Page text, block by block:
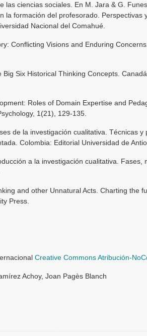
las ciencias sociales. En M. Jara & G.
la formación del profesorado. Perspectivas
Nacional del Comahué.
Conflicting Visions and Enduring
Big Six Historical Thinking Concepts.
Roles of Domain Expertise and
1(21), 129-135.
de la investigación cualitativa. Técnicas y
Colombia: Editorial Universidad de
a la investigación cualitativa. Fases,
and other Unnatural Acts. Charting the
Press.
Creative Commons Atribución-
Achoy, Joan Pagès Blanch